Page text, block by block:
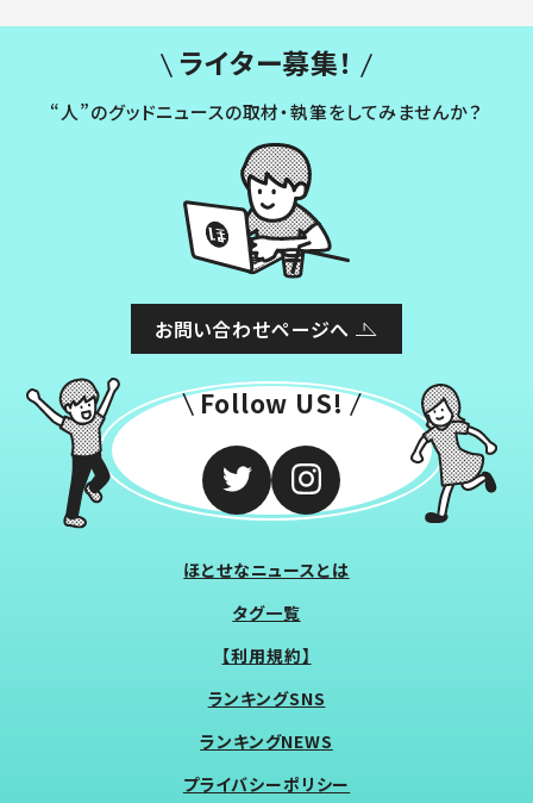
ライター募集！
“人”のグッドニュースの取材・執筆をしてみませんか？
お問い合わせページへ
Follow US!
ほとせなニュースとは
タグ一覧
【利用規約】
ランキングSNS
ランキングNEWS
プライバシーポリシー